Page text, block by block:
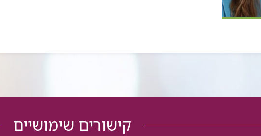
קישורים שימושיים